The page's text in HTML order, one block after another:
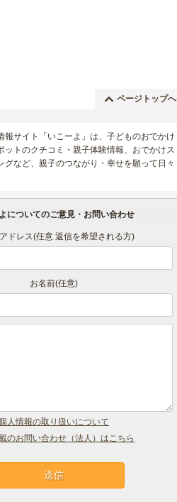
ページトップへ
報サイト「いこーよ」は、子どものおでかけ
ットのクチコミ・親子体験情報、おでかけス
グなど、親子のつながり・幸せを願って日々
についてのご意見・お問い合わせ
ドレス(任意 返信を希望される方)
お名前(任意)
人情報の取り扱いについて
のお問い合わせ（法人）はこちら